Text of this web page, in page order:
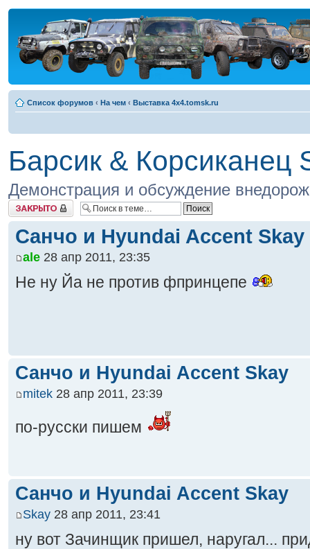
Список форумов ‹ На чем ‹ Выставка 4x4.tomsk.ru
Барсик & Корсиканец
Демонстрация и обсуждение
Закрыто
Санчо и Hyundai Accent Skay
ale 28 апр 2011, 23:35
Не ну Йа не против фпринцепе
Санчо и Hyundai Accent Skay
mitek 28 апр 2011, 23:39
по-русски пишем
Санчо и Hyundai Accent Skay
Skay 28 апр 2011, 23:41
ну вот Зачинщик пришел, наругал...